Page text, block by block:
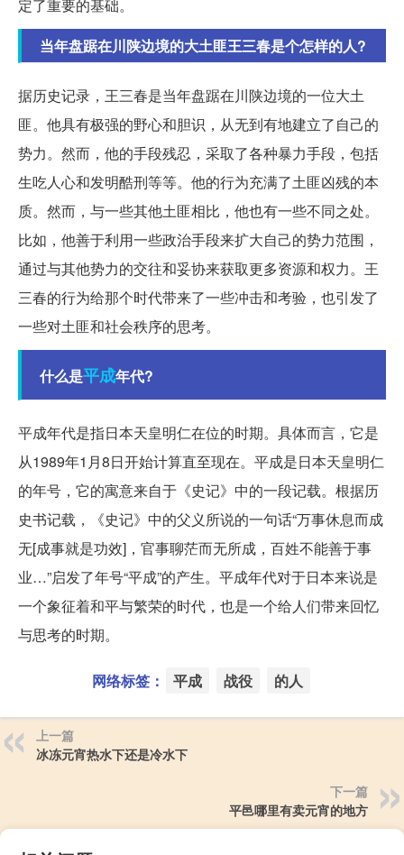
定了重要的基础。
当年盘踞在川陕边境的大土匪王三春是个怎样的人?
据历史记录，王三春是当年盘踞在川陕边境的一位大土
匪。他具有极强的野心和胆识，从无到有地建立了自己的
势力。然而，他的手段残忍，采取了各种暴力手段，包括
生吃人心和发明酷刑等等。他的行为充满了土匪凶残的本
质。然而，与一些其他土匪相比，他也有一些不同之处。
比如，他善于利用一些政治手段来扩大自己的势力范围，
通过与其他势力的交往和妥协来获取更多资源和权力。王
三春的行为给那个时代带来了一些冲击和考验，也引发了
一些对土匪和社会秩序的思考。
什么是平成年代?
平成年代是指日本天皇明仁在位的时期。具体而言，它是
从1989年1月8日开始计算直至现在。平成是日本天皇明仁
的年号，它的寓意来自于《史记》中的一段记载。根据历
史书记载，《史记》中的父义所说的一句话“万事休息而成
无[成事就是功效]，官事聊茫而无所成，百姓不能善于事
业…”启发了年号“平成”的产生。平成年代对于日本来说是
一个象征着和平与繁荣的时代，也是一个给人们带来回忆
与思考的时期。
网络标签： 平成 战役 的人
上一篇
冰冻元宵热水下还是冷水下
下一篇
平邑哪里有卖元宵的地方